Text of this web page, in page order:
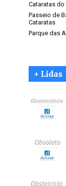
Cataratas do
Passeio de
Cataratas
Parque das
+ Lidas